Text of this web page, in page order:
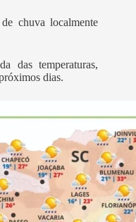
chuva localmente
das temperaturas,
dias.